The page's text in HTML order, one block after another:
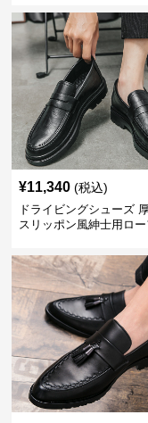
¥11,340 (税込)
ドライビングシューズ
スリッポン風紳士用ロ